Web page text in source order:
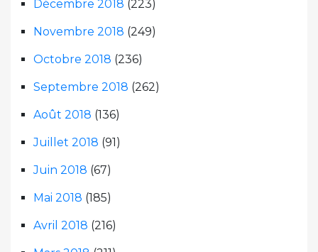
Décembre 2018 (223)
Novembre 2018 (249)
Octobre 2018 (236)
Septembre 2018 (262)
Août 2018 (136)
Juillet 2018 (91)
Juin 2018 (67)
Mai 2018 (185)
Avril 2018 (216)